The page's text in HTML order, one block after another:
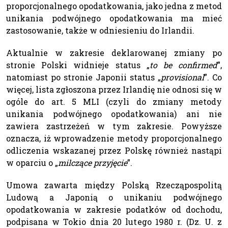
proporcjonalnego opodatkowania, jako jedna z metod
unikania podwójnego opodatkowania ma mieć
zastosowanie, także w odniesieniu do Irlandii.
Aktualnie w zakresie deklarowanej zmiany po
stronie Polski widnieje status „to be confirmed”,
natomiast po stronie Japonii status „provisional”. Co
więcej, lista zgłoszona przez Irlandię nie odnosi się w
ogóle do art. 5 MLI (czyli do zmiany metody
unikania podwójnego opodatkowania) ani nie
zawiera zastrzeżeń w tym zakresie. Powyższe
oznacza, iż wprowadzenie metody proporcjonalnego
odliczenia wskazanej przez Polskę również nastąpi
w oparciu o „milczące przyjęcie”.
Umowa zawarta między Polską Rzecząpospolitą
Ludową a Japonią o unikaniu podwójnego
opodatkowania w zakresie podatków od dochodu,
podpisana w Tokio dnia 20 lutego 1980 r. (Dz. U. z